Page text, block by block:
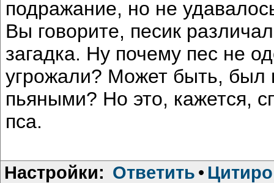
подражание, но не
Вы говорите, песик
загадка. Ну почему пес не
угрожали? Может быть,
пьяными? Но это, кажется,
пса.
Настройки: Ответить •